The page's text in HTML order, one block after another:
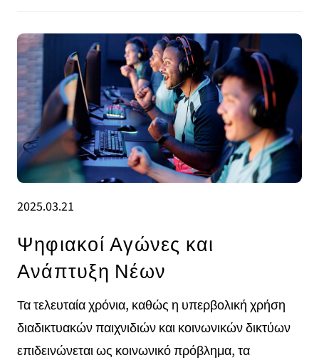
2025.03.21
Ψηφιακοί Αγώνες και
Ανάπτυξη Νέων
Τα τελευταία χρόνια, καθώς η υπερβολική χρήση
διαδικτυακών παιχνιδιών και κοινωνικών δικτύων
επιδεινώνεται ως κοινωνικό πρόβλημα, τα